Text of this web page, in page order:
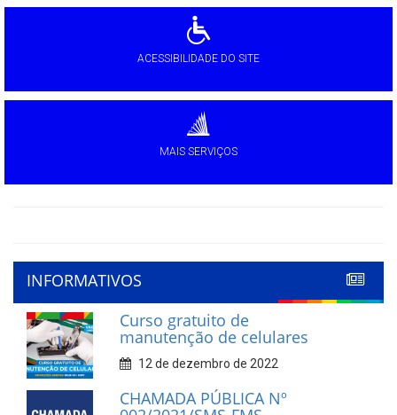
ACESSIBILIDADE DO SITE
MAIS SERVIÇOS
INFORMATIVOS
Curso gratuito de
manutenção de celulares
12 de dezembro de 2022
CHAMADA PÚBLICA Nº